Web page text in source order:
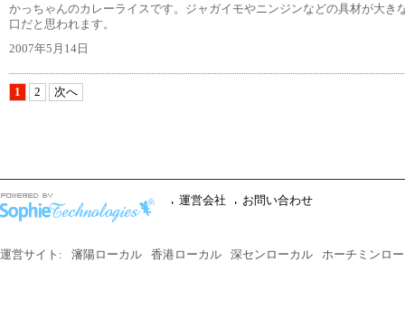
かっちゃんのカレーライスです。ジャガイモやニンジンなどの具材が大き
口だと思われます。
2007年5月14日
1 2 次へ
運営会社 お問い合わせ
運営サイト: 瀋陽ローカル 香港ローカル 深センローカル ホーチミンロ